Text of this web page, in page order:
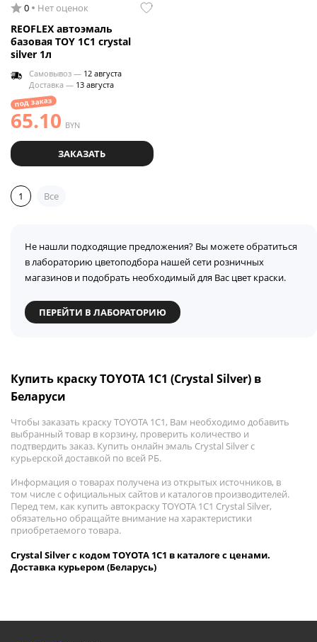
0 Нет оценок
REOFLEX автоэмаль
базовая TOY 1C1 crystal
silver 1л
Самовывоз — 12 августа
Доставка — 13 августа
под заказ
65.10 BYN
ЗАКАЗАТЬ
1 Все
Не нашли подходящие предложения? Вы можете обратиться
в лабораторию цветоподбора нашей сети розничных
магазинов и подобрать необходимый для Вас цвет краски.
ПЕРЕЙТИ В ЛАБОРАТОРИЮ
Купить краску TOYOTA 1C1 (Crystal Silver) в
Беларуси
Чтобы заказать краску TOYOTA 1C1, Вам необходимо добавить
выбранный товар в корзину, проверить количество и
подтвердить заказ. Купить онлайн эмаль Crystal Silver с
курьерской доставкой по всей РБ.
Информация о товарах получена из открытых источников, в
том числе с официальных сайтов и каталогов производителей.
Перед тем, как купить автокраску TOYOTA 1C1 Crystal Silver,
обязательно обращайте внимание на характеристики
приобретаемого товара.
Crystal Silver с кодом TOYOTA 1C1 в каталоге с ценами.
Доставка курьером (Беларусь)